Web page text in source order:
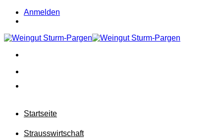
Zum
Inhalt
Anmelden
Startseite
Strausswirtschaft